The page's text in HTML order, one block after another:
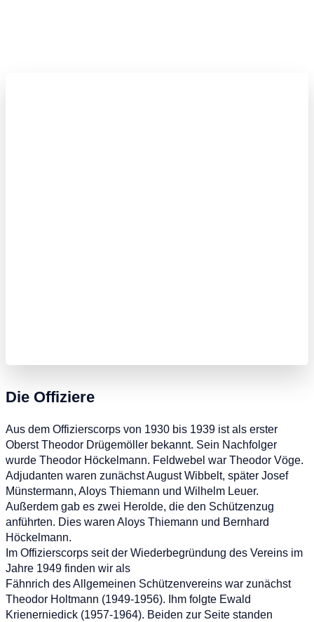
Die Offiziere
Aus dem Offizierscorps von 1930 bis 1939 ist als erster
Oberst Theodor Drügemöller bekannt. Sein Nachfolger
wurde Theodor Höckelmann. Feldwebel war Theodor Vöge.
Adjudanten waren zunächst August Wibbelt, später Josef
Münstermann, Aloys Thiemann und Wilhelm Leuer.
Außerdem gab es zwei Herolde, die den Schützenzug
anführten. Dies waren Aloys Thiemann und Bernhard
Höckelmann.
Im Offizierscorps seit der Wiederbegründung des Vereins im
Jahre 1949 finden wir als
Fähnrich des Allgemeinen Schützenvereins war zunächst
Theodor Holtmann (1949-1956). Ihm folgte Ewald
Krienerniedick (1957-1964). Beiden zur Seite standen